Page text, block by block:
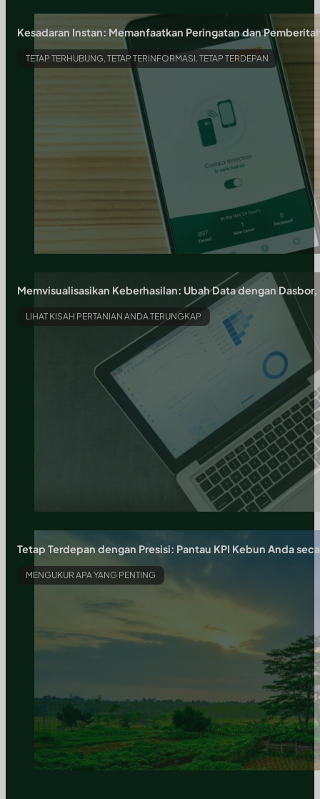
Kesadaran Instan: Memanfaatkan Peringatan dan
TETAP TERHUBUNG, TETAP TERINFORMASI, TETAP TERDEPAN
Memvisualisasikan Keberhasilan: Ubah Data dengan
LIHAT KISAH PERTANIAN ANDA TERUNGKAP
Tetap Terdepan dengan Presisi: Pantau KPI Kebun Anda
MENGUKUR APA YANG PENTING